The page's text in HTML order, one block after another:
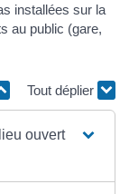
installées sur la
au public (gare,
Tout déplier
ouvert